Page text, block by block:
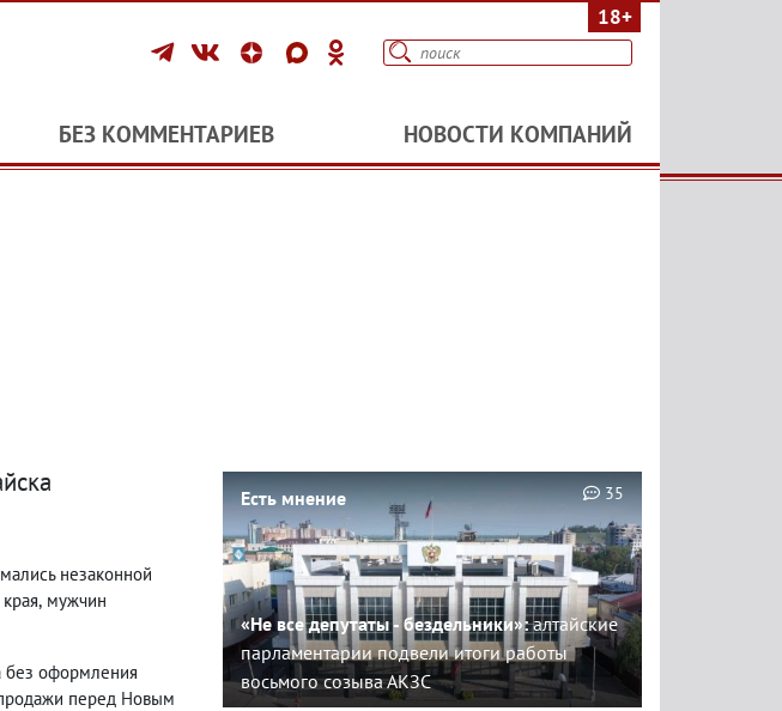
18+
БЕЗ КОММЕНТАРИЕВ НОВОСТИ КОМПАНИЙ
незаконной
, мужчин
без оформления
перед Новым
Есть мнение
«Не все депутаты - бездельники»:алтайские
парламентарии подвели итоги работы
восьмого созыва АКЗС
35